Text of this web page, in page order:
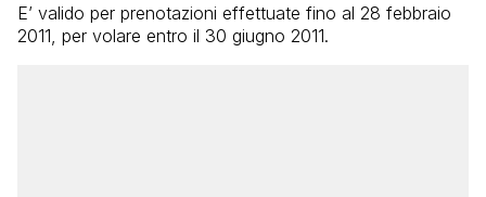
E’ valido per prenotazioni effettuate fino al 28 febbraio
2011, per volare entro il 30 giugno 2011.